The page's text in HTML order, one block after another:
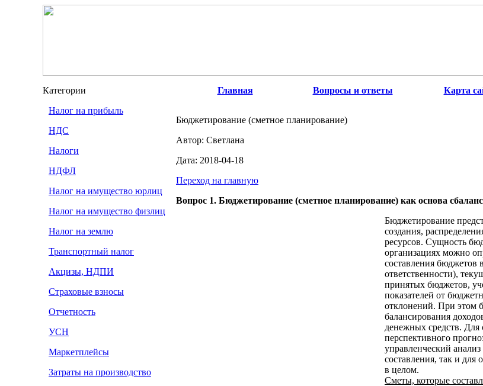
Категории
Налог на прибыль
НДС
Налоги
НДФЛ
Налог на имущество юрлиц
Налог на имущество физлиц
Налог на землю
Транспортный налог
Акцизы, НДПИ
Страховые взносы
Отчетность
УСН
Маркетплейсы
Затраты на производство
Главная Вопросы и ответы Карта
Бюджетирование (сметное планирование)
Автор: Светлана
Дата: 2018-04-18
Переход на главную
Вопрос 1. Бюджетирование (сметное планирование) как основа
Бюджетирование
создания,
ресурсов. Сущность
организациях можно
составления бюджетов
ответственности),
принятых бюджетов,
показателей от
отклонений. При этом
балансирования
денежных средств. Для
перспективного
управленческий
составления, так и для
в целом.
Сметы, которые